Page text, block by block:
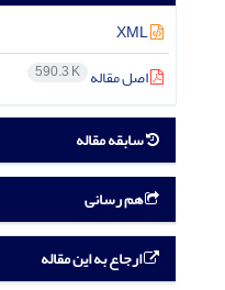
XML
اصل مقاله 590.3 K
سابقه مقاله
هم رسانی
ارجاع به این مقاله